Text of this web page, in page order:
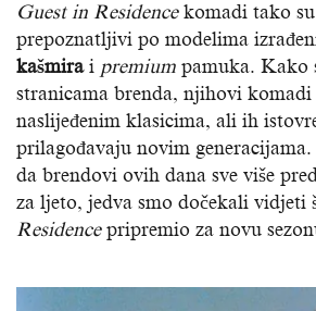
Guest in Residencekomadi tako su
prepoznatljivi po modelima
kašmirai premium pamuka. Kako
stranicama brenda, njihovi komadi
naslijeđenim klasicima, ali ih
prilagođavaju novim
da brendovi ovih dana sve više
za ljeto, jedva smo dočekali vidjeti
Residencepripremio za novu